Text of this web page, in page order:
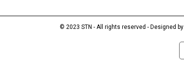
© 2023 STN - All rights reserved - Designed by